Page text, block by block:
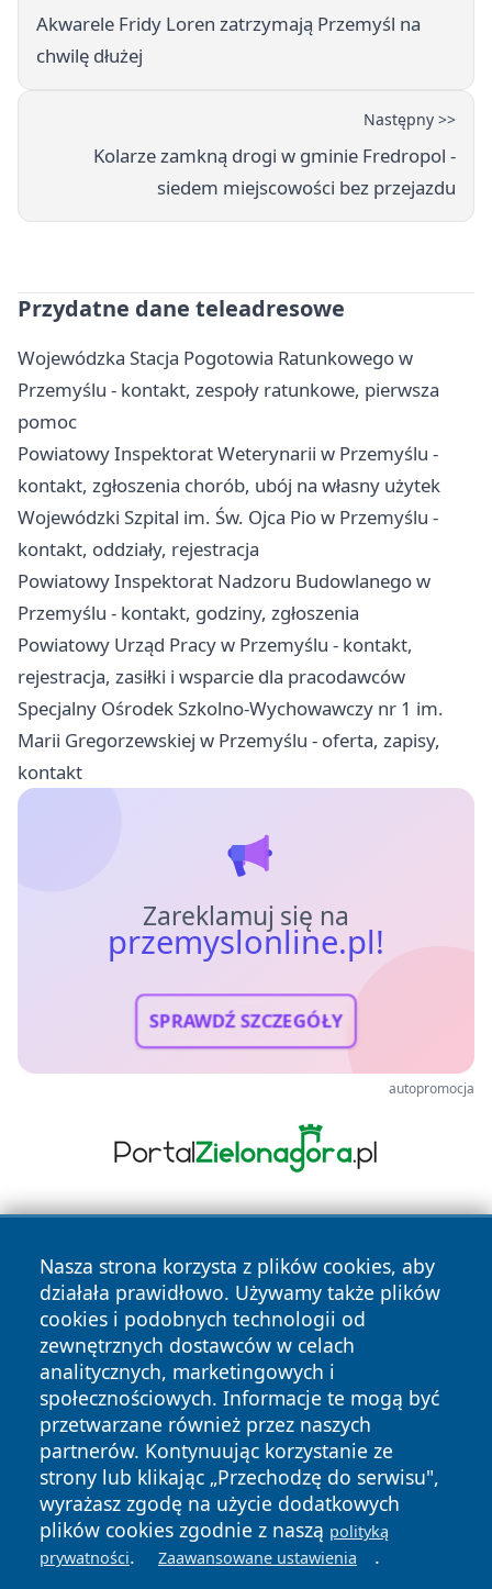
Akwarele Fridy Loren zatrzymają Przemyśl na
chwilę dłużej
Następny >>
Kolarze zamkną drogi w gminie Fredropol -
siedem miejscowości bez przejazdu
Przydatne dane teleadresowe
Wojewódzka Stacja Pogotowia Ratunkowego w
Przemyślu - kontakt, zespoły ratunkowe, pierwsza
pomoc
Powiatowy Inspektorat Weterynarii w Przemyślu -
kontakt, zgłoszenia chorób, ubój na własny użytek
Wojewódzki Szpital im. Św. Ojca Pio w Przemyślu -
kontakt, oddziały, rejestracja
Powiatowy Inspektorat Nadzoru Budowlanego w
Przemyślu - kontakt, godziny, zgłoszenia
Powiatowy Urząd Pracy w Przemyślu - kontakt,
rejestracja, zasiłki i wsparcie dla pracodawców
Specjalny Ośrodek Szkolno-Wychowawczy nr 1 im.
Marii Gregorzewskiej w Przemyślu - oferta, zapisy,
kontakt
Zareklamuj się na
przemyslonline.pl!
SPRAWDŹ SZCZEGÓŁY
autopromocja
Nasza strona korzysta z plików cookies, aby
działała prawidłowo. Używamy także plików
cookies i podobnych technologii od
zewnętrznych dostawców w celach
analitycznych, marketingowych i
społecznościowych. Informacje te mogą być
przetwarzane również przez naszych
partnerów. Kontynuując korzystanie ze
strony lub klikając „Przechodzę do serwisu",
wyrażasz zgodę na użycie dodatkowych
plików cookies zgodnie z naszą polityką
prywatności. Zaawansowane ustawienia .
Copyright © 2026 przemyslonline.pl Wszystkie prawa
zastrzeżone.
News Autorzy
Polityka
Prywatności
Polityka
Cookies